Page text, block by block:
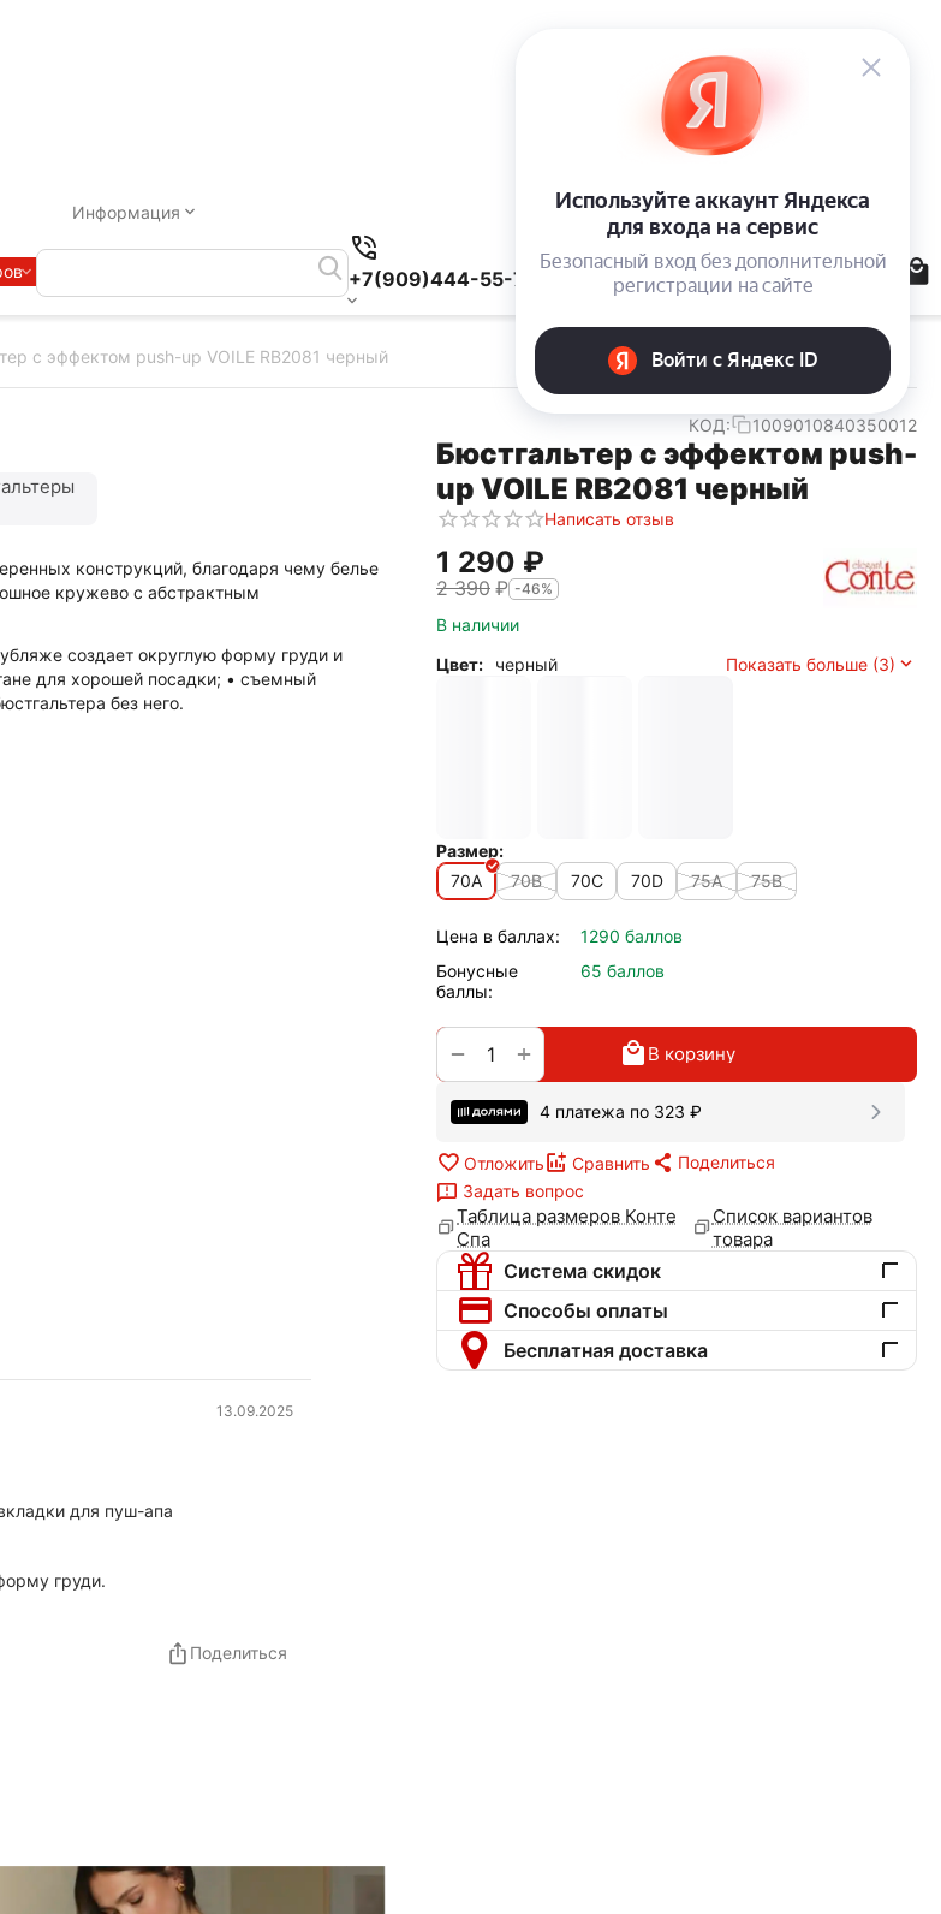
Информация
+7(909)444-55-78
с эффектом push-up VOILE RB2081 черный
КОД: 1009010840350012
Бюстгальтер с эффектом push-
up VOILE RB2081 черный
Написать отзыв
1 290 ₽
2 390 ₽ -46%
В наличии
Цвет:
черный Показать больше (3)
Размер:
70A
70B 70C 70D 75A 75B
Цена в баллах:
1290 баллов
Бонусные
баллы:
65 баллов
+
− В корзину
4 платежа по 323 ₽
Отложить Сравнить
Поделиться
Задать вопрос
Таблица размеров Конте
Спа
Список вариантов
товара
Система скидок
Способы оплаты
Бесплатная доставка
конструкций, благодаря чему белье
кружево с абстрактным
создает округлую форму груди и
для хорошей посадки; • съемный
без него.
13.09.2025
для пуш-апа
груди.
Поделиться